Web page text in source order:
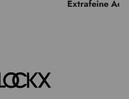
Extrafeine